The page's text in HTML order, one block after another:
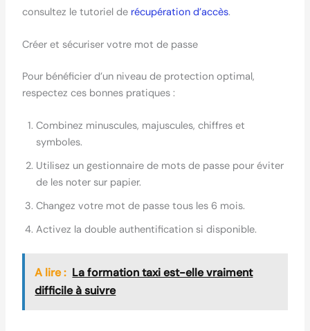
consultez le tutoriel de récupération d’accès.
Créer et sécuriser votre mot de passe
Pour bénéficier d’un niveau de protection optimal,
respectez ces bonnes pratiques :
Combinez minuscules, majuscules, chiffres et
symboles.
Utilisez un gestionnaire de mots de passe pour éviter
de les noter sur papier.
Changez votre mot de passe tous les 6 mois.
Activez la double authentification si disponible.
A lire : La formation taxi est-elle vraiment
difficile à suivre